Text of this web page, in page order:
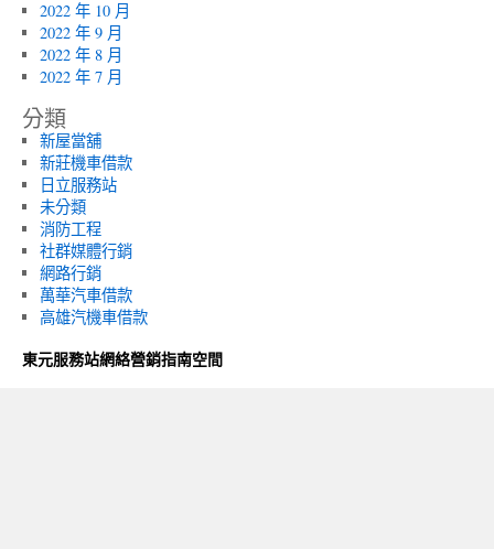
2022 年 10 月
2022 年 9 月
2022 年 8 月
2022 年 7 月
分類
新屋當舖
新莊機車借款
日立服務站
未分類
消防工程
社群媒體行銷
網路行銷
萬華汽車借款
高雄汽機車借款
東元服務站網絡營銷指南空間